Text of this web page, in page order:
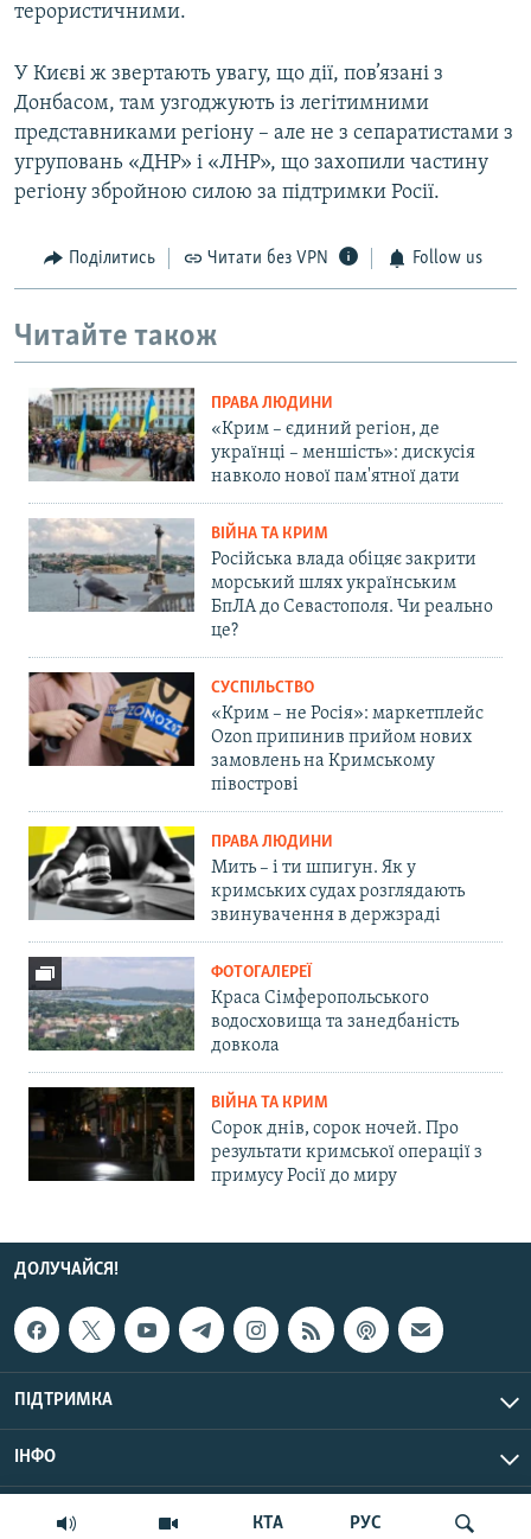
КТА РУС
терористичними.
У Києві ж звертають увагу, що дії, пов’язані з
Донбасом, там узгоджують із легітимними
представниками регіону – але не з сепаратистами з
угруповань «ДНР» і «ЛНР», що захопили частину
регіону збройною силою за підтримки Росії.
Поділитись Читати без VPN Follow us
Читайте також
ПРАВА ЛЮДИНИ
«Крим – єдиний регіон, де
українці – меншість»: дискусія
навколо нової пам'ятної дати
ВІЙНА ТА КРИМ
Російська влада обіцяє закрити
морський шлях українським
БпЛА до Севастополя. Чи реально
це?
СУСПІЛЬСТВО
«Крим – не Росія»: маркетплейс
Ozon припинив прийом нових
замовлень на Кримському
півострові
ПРАВА ЛЮДИНИ
Мить – і ти шпигун. Як у
кримських судах розглядають
звинувачення в держзраді
ФОТОГАЛЕРЕЇ
Краса Сімферопольського
водосховища та занедбаність
довкола
ВІЙНА ТА КРИМ
Сорок днів, сорок ночей. Про
результати кримської операції з
примусу Росії до миру
ДОЛУЧАЙСЯ!
ПІДТРИМКА
ІНФО
© Крим.Реалії, 2026 | Усі права застережено.